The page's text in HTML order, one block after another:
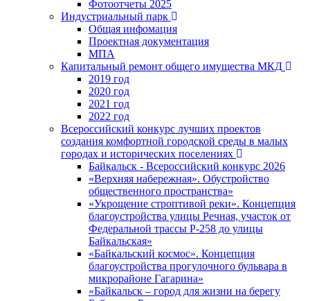
Фотоотчеты 2025
Индустриальный парк
Общая инфомация
Проектная документация
МПА
Капитальный ремонт общего имущества МКД
2019 год
2020 год
2021 год
2022 год
Всероссийский конкурс лучших проектов
создания комфортной городской среды в малых
городах и исторических поселениях
Байкальск - Всероссийский конкурс 2026
«Верхняя набережная». Обустройство
общественного пространства»
«Укрощение строптивой реки». Концепция
благоустройства улицы Речная, участок от
Федеральной трассы Р-258 до улицы
Байкальская»
«Байкальский космос». Концепция
благоустройства прогулочного бульвара в
микрорайоне Гагарина»
«Байкальск – город для жизни на берегу